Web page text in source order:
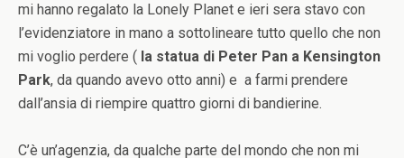
mi hanno regalato la Lonely Planet e ieri sera stavo con
l’evidenziatore in mano a sottolineare tutto quello che non
mi voglio perdere ( la statua di Peter Pan a Kensington
Park, da quando avevo otto anni) e a farmi prendere
dall’ansia di riempire quattro giorni di bandierine.
C’è un’agenzia, da qualche parte del mondo che non mi